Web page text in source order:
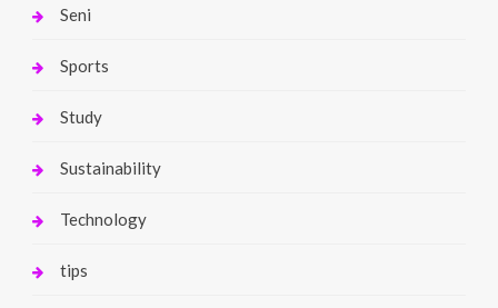
Seni
Sports
Study
Sustainability
Technology
tips